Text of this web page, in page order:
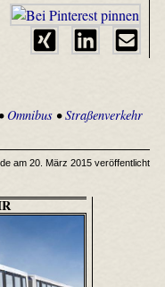
Omnibus•Straßenverkehr
am 20. März 2015 veröffentlicht